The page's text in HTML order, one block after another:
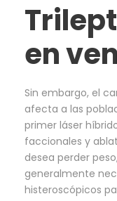
en
Sin embargo, el
afecta a las
primer láser
faccionales y
desea perder
generalmente
histeroscópicos